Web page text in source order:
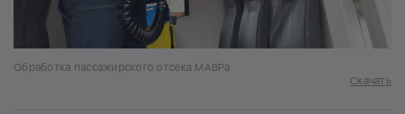
Обработка пассажирского отсека МАВРа
Скачать